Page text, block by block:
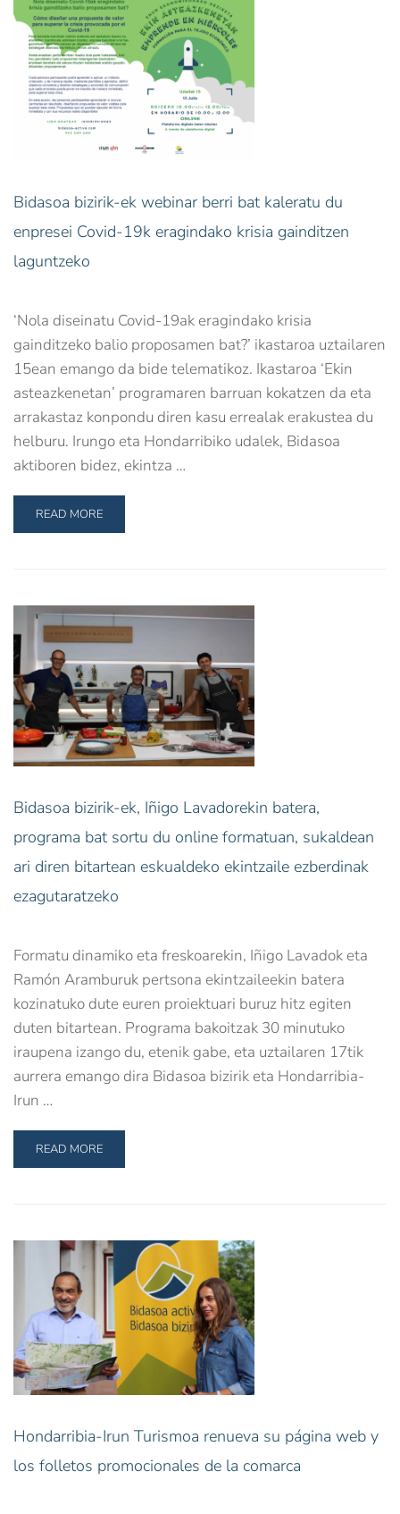
Bidasoa bizirik-ek webinar berri bat kaleratu du
enpresei Covid-19k eragindako krisia gainditzen
laguntzeko
‘Nola diseinatu Covid-19ak eragindako krisia
gainditzeko balio proposamen bat?’ ikastaroa uztailaren
15ean emango da bide telematikoz. Ikastaroa ‘Ekin
asteazkenetan’ programaren barruan kokatzen da eta
arrakastaz konpondu diren kasu errealak erakustea du
helburu. Irungo eta Hondarribiko udalek, Bidasoa
aktiboren bidez, ekintza …
READ MORE
Bidasoa bizirik-ek, Iñigo Lavadorekin batera,
programa bat sortu du online formatuan, sukaldean
ari diren bitartean eskualdeko ekintzaile ezberdinak
ezagutaratzeko
Formatu dinamiko eta freskoarekin, Iñigo Lavadok eta
Ramón Aramburuk pertsona ekintzaileekin batera
kozinatuko dute euren proiektuari buruz hitz egiten
duten bitartean. Programa bakoitzak 30 minutuko
iraupena izango du, etenik gabe, eta uztailaren 17tik
aurrera emango dira Bidasoa bizirik eta Hondarribia-
Irun …
READ MORE
Hondarribia-Irun Turismoa renueva su página web y
los folletos promocionales de la comarca